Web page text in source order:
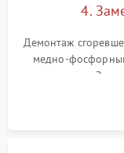
4.
Демонтаж
медно-
осушителя.
сломанных